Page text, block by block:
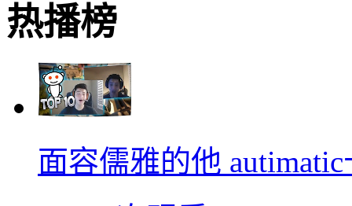
热播榜
面容儒雅的他